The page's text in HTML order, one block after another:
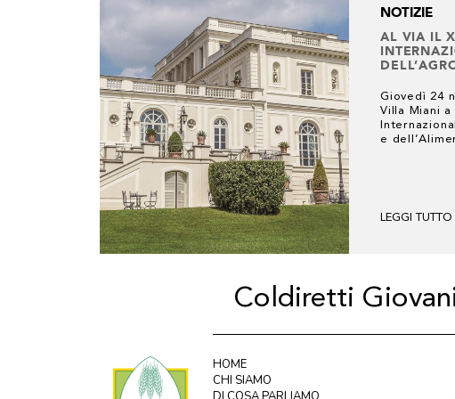
NOTIZIE
AL VIA IL
Giovedì 24
Villa Miani a
e
LEGGI
Coldiretti
HOME
CHI SIAMO